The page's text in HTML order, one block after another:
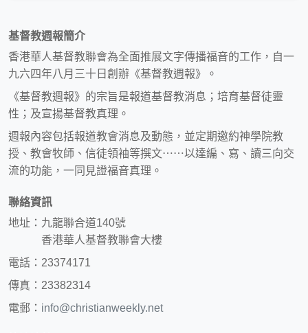
基督教週報簡介
香港華人基督教聯會為全面推展文字傳播福音的工作，自一
九六四年八月三十日創辦《基督教週報》。
《基督教週報》的宗旨是報道基督教消息；培育基督徒靈
性；及宣揚基督教真理。
週報內容包括報道教會消息及動態，並定期邀約神學院教
授、教會牧師、信徒領袖等撰文⋯⋯以達編、寫、讀三向交
流的功能，一同見證福音真理。
聯絡資訊
地址：九龍聯合道140號
香港華人基督教聯會大樓
電話：23374171
傳真：23382314
電郵： info@christianweekly.net